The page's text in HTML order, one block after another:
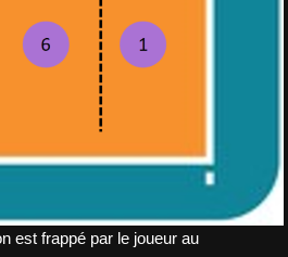
est frappé par le joueur au